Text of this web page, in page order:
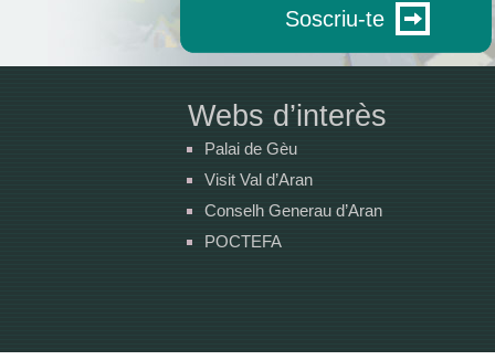
Soscriu-te
Webs d’interès
Palai de Gèu
Visit Val d’Aran
Conselh Generau d’Aran
POCTEFA